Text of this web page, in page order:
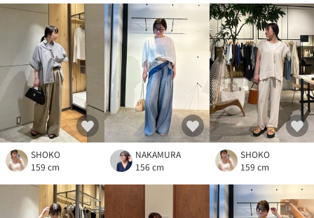
SHOKO
159 cm
NAKAMURA
156 cm
SHOKO
159 cm